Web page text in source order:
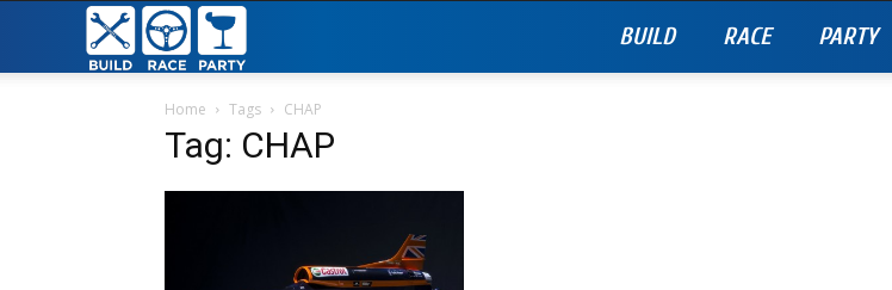
Race
BUILD RACE PARTY
Home Tags CHAP
Tag: CHAP